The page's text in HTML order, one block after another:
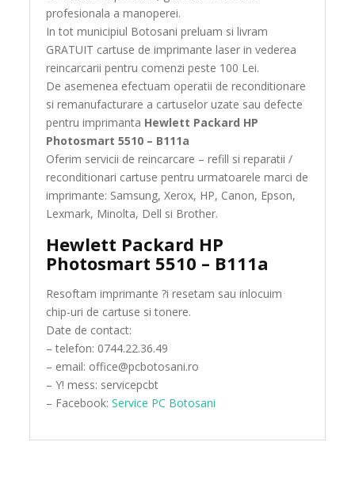
profesionala a manoperei.
In tot municipiul Botosani preluam si livram
GRATUIT cartuse de imprimante laser in vederea
reincarcarii pentru comenzi peste 100 Lei.
De asemenea efectuam operatii de reconditionare
si remanufacturare a cartuselor uzate sau defecte
pentru imprimanta Hewlett Packard HP
Photosmart 5510 – B111a
Oferim servicii de reincarcare – refill si reparatii /
reconditionari cartuse pentru urmatoarele marci de
imprimante: Samsung, Xerox, HP, Canon, Epson,
Lexmark, Minolta, Dell si Brother.
Hewlett Packard HP
Photosmart 5510 – B111a
Resoftam imprimante ?i resetam sau inlocuim
chip-uri de cartuse si tonere.
Date de contact:
– telefon: 0744.22.36.49
– email: office@pcbotosani.ro
– Y! mess: servicepcbt
– Facebook:Service PC Botosani